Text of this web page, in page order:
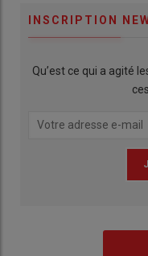
INSCRIPTION
Qu’est ce qui a agité